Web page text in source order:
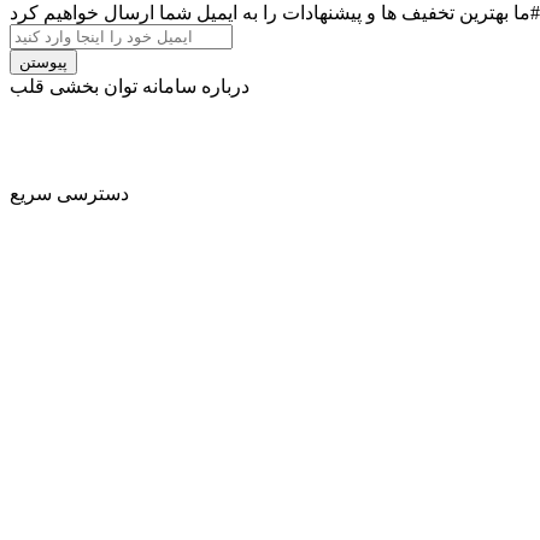
پیوستن
درباره سامانه توان بخشی قلب
دسترسی سریع